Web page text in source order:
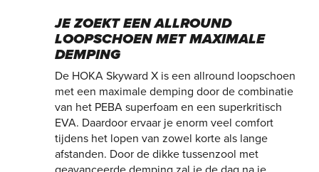
JE ZOEKT EEN ALLROUND
LOOPSCHOEN MET MAXIMALE
DEMPING
De HOKA Skyward X is een allround loopschoen
met een maximale demping door de combinatie
van het PEBA superfoam en een superkritisch
EVA. Daardoor ervaar je enorm veel comfort
tijdens het lopen van zowel korte als lange
afstanden. Door de dikke tussenzool met